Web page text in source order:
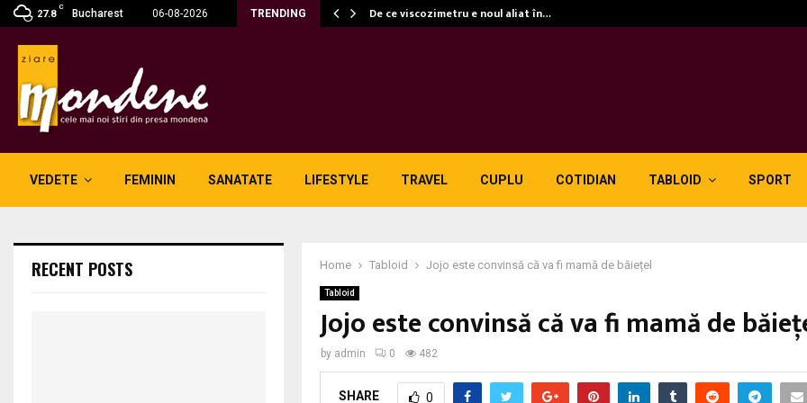
27.8
C
Bucharest 06-08-2026 TRENDING
fum: unde se potrivesc… De ce viscozimetru e noul aliat în…
VEDETE FEMININ SANATATE LIFESTYLE TRAVEL CUPLU COTIDIAN TABLOID SPORT
Home Tabloid Jojo este convinsă că va fi mamă de băiețel
Tabloid
Jojo este convinsă că va fi mamă de
by admin 0 482
SHARE 0
RECENT POSTS